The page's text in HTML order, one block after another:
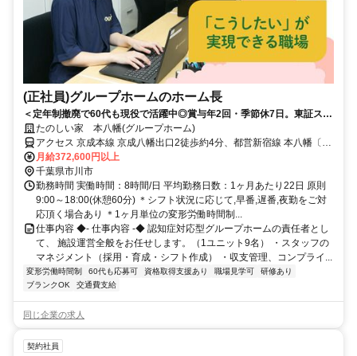
(正社員)グループホームのホーム長
＜定年制撤廃で60代も現役で活躍中◎賞与年2回・季節休7日。東証スタ
ンダード上場◎＞経験を評価！施設ごとに色を出せる、裁量あるグルー
プホーム
たのしい家 本八幡(グループホーム)
アクセス 京成本線 京成八幡出口2徒歩約4分、都営新宿線 本八幡〔新
宿線〕A6口徒歩約5分、京成本線 菅野南口徒歩約7分 各線「本八幡」
駅から徒歩約9分
月給372,600円以上
千葉県市川市
勤務時間 実働時間：8時間/日 平均勤務日数：1ヶ月あたり22日 原則
9:00～18:00(休憩60分) ＊シフト状況に応じて,早番,遅番,夜勤をご対
応頂く場合あり ＊1ヶ月単位の変形労働時間制...
仕事内容 ◆- 仕事内容 -◆ 認知症対応型グループホームの責任者とし
て、 施設運営全般をお任せします。（1ユニット9名） ・スタッフの
マネジメント（採用・育成・シフト作成） ・収支管理、コンプライ...
変形労働時間制 60代も応募可 資格取得支援あり 職場見学可
研修あり
ブランクOK
交通費支給
同じ企業の求人
契約社員